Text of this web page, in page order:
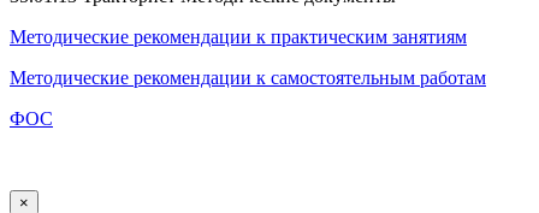
Методические рекомендации к практическим занятиям
Методические рекомендации к самостоятельным работам
ФОС
×